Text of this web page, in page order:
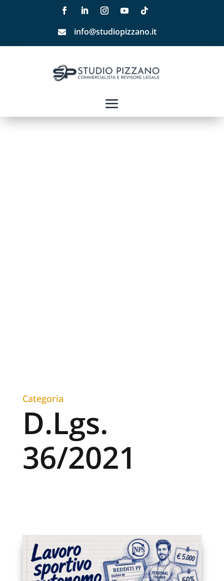
 info@studiopizzano.it
Categoria
D.Lgs.
36/2021